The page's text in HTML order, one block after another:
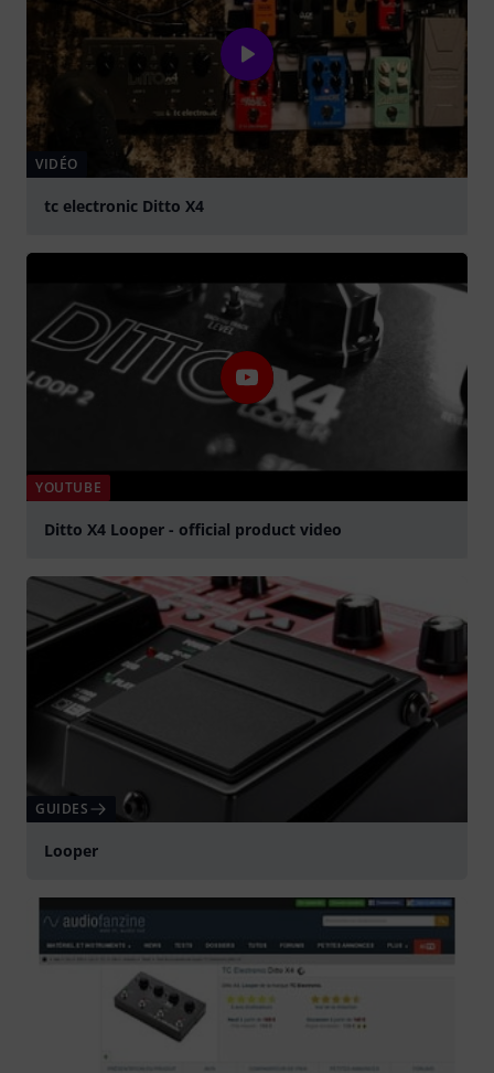
VIDÉO
tc electronic Ditto X4
YOUTUBE
Ditto X4 Looper - official product video
GUIDES
Looper